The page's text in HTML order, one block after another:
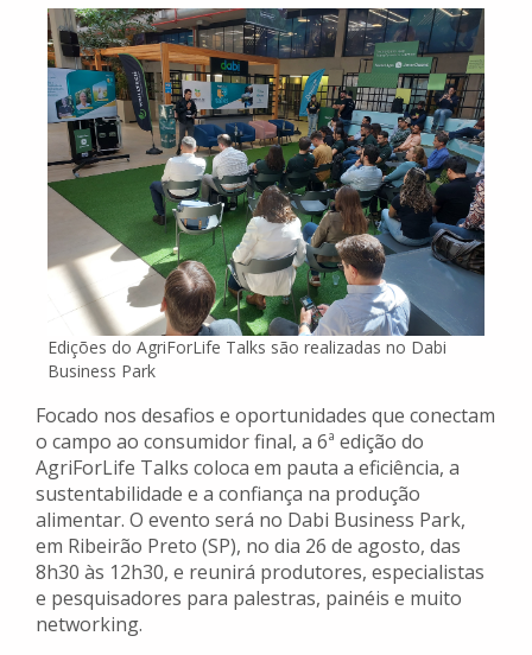
Edições do AgriForLife Talks são realizadas no Dabi
Business Park
Focado nos desafios e oportunidades que conectam
o campo ao consumidor final, a 6ª edição do
AgriForLife Talks coloca em pauta a eficiência, a
sustentabilidade e a confiança na produção
alimentar. O evento será no Dabi Business Park,
em Ribeirão Preto (SP), no dia 26 de agosto, das
8h30 às 12h30, e reunirá produtores, especialistas
e pesquisadores para palestras, painéis e muito
networking.